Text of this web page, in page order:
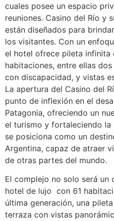
cuales posee un espacio
reuniones. Casino del Río y
están diseñados para
los visitantes. Con un
el hotel ofrece pileta infinita
habitaciones, entre ellas
con discapacidad, y vistas
La apertura del Casino del
punto de inflexión en el
Patagonia, ofreciendo un
el turismo y fortaleciendo la
se posiciona como un
Argentina, capaz de atraer
de otras partes del mundo.
El complejo no solo será un
hotel de lujo con 61
última generación, una
terraza con vistas